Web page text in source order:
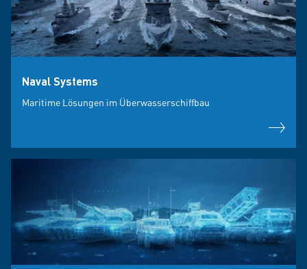
Naval Systems
Maritime Lösungen im Überwasserschiffbau